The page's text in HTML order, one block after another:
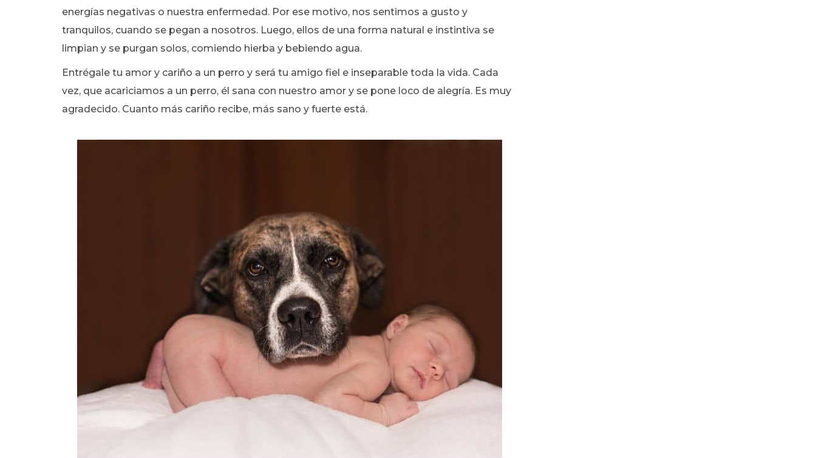
energías negativas o nuestra enfermedad. Por ese motivo, nos sentimos a gusto y
tranquilos, cuando se pegan a nosotros. Luego, ellos de una forma natural e instintiva se
limpian y se purgan solos, comiendo hierba y bebiendo agua.
Entrégale tu amor y cariño a un perro y será tu amigo fiel e inseparable toda la vida. Cada
vez, que acariciamos a un perro, él sana con nuestro amor y se pone loco de alegría. Es muy
agradecido. Cuanto más cariño recibe, más sano y fuerte está.